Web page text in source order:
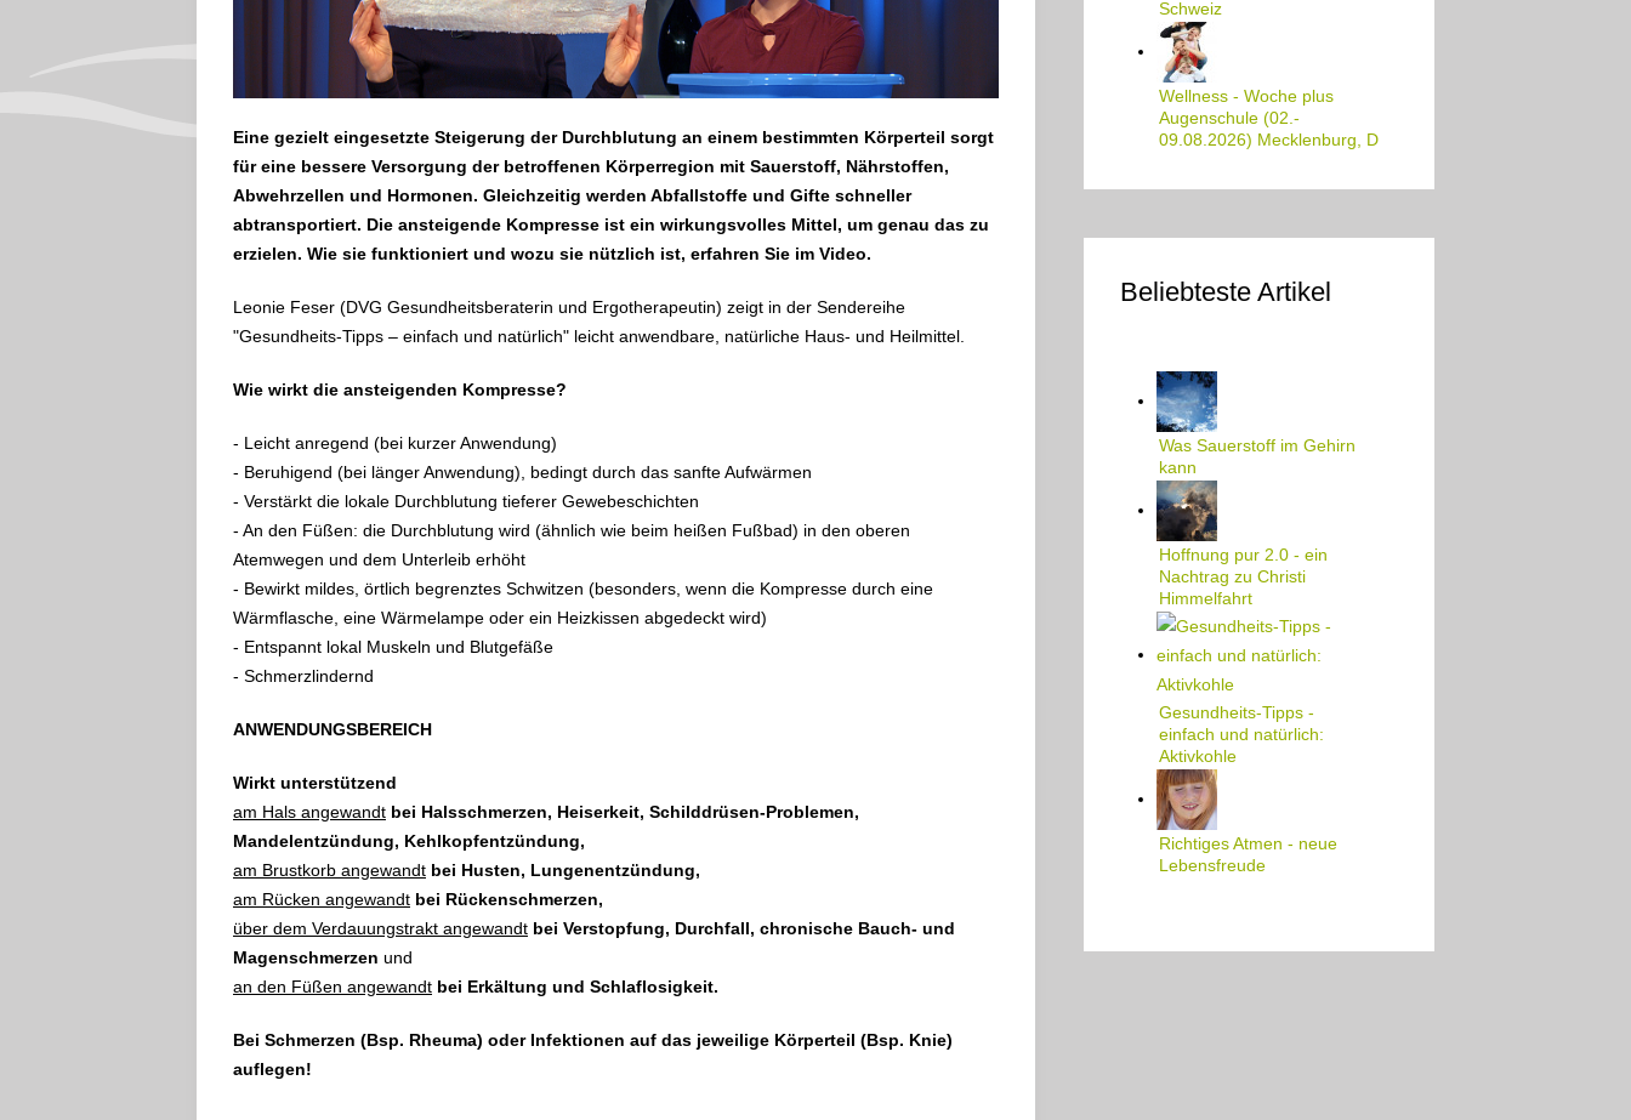
Eine gezielt eingesetzte Steigerung der Durchblutung an einem bestimmten Körperteil sorgt
für eine bessere Versorgung der betroffenen Körperregion mit Sauerstoff, Nährstoffen,
Abwehrzellen und Hormonen. Gleichzeitig werden Abfallstoffe und Gifte schneller
abtransportiert. Die ansteigende Kompresse ist ein wirkungsvolles Mittel, um genau das zu
erzielen. Wie sie funktioniert und wozu sie nützlich ist, erfahren Sie im Video.
Leonie Feser (DVG Gesundheitsberaterin und Ergotherapeutin) zeigt in der Sendereihe
"Gesundheits-Tipps – einfach und natürlich" leicht anwendbare, natürliche Haus- und Heilmittel.
Wie wirkt die ansteigenden Kompresse?
- Leicht anregend (bei kurzer Anwendung)
- Beruhigend (bei länger Anwendung), bedingt durch das sanfte Aufwärmen
- Verstärkt die lokale Durchblutung tieferer Gewebeschichten
- An den Füßen: die Durchblutung wird (ähnlich wie beim heißen Fußbad) in den oberen
Atemwegen und dem Unterleib erhöht
- Bewirkt mildes, örtlich begrenztes Schwitzen (besonders, wenn die Kompresse durch eine
Wärmflasche, eine Wärmelampe oder ein Heizkissen abgedeckt wird)
- Entspannt lokal Muskeln und Blutgefäße
- Schmerzlindernd
ANWENDUNGSBEREICH
Wirkt unterstützend
am Hals angewandt bei Halsschmerzen, Heiserkeit, Schilddrüsen-Problemen,
Mandelentzündung, Kehlkopfentzündung,
am Brustkorb angewandt bei Husten, Lungenentzündung,
am Rücken angewandt bei Rückenschmerzen,
über dem Verdauungstrakt angewandt bei Verstopfung, Durchfall, chronische Bauch- und
Magenschmerzen und
an den Füßen angewandt bei Erkältung und Schlaflosigkeit.
Bei Schmerzen (Bsp. Rheuma) oder Infektionen auf das jeweilige Körperteil (Bsp. Knie)
auflegen!
Schweiz
Wellness - Woche plus
Augenschule (02.-
09.08.2026) Mecklenburg, D
Beliebteste Artikel
Was Sauerstoff im Gehirn
kann
Hoffnung pur 2.0 - ein
Nachtrag zu Christi
Himmelfahrt
Gesundheits-Tipps -
einfach und natürlich:
Aktivkohle
Richtiges Atmen - neue
Lebensfreude